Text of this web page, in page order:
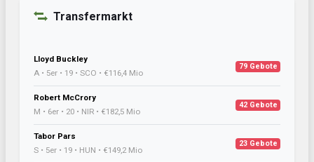
Transfermarkt
Lloyd Buckley
A • 5er • 19 • SCO • €116,4 Mio
79 Gebote
Robert McCrory
M • 6er • 20 • NIR • €182,5 Mio
42 Gebote
Tabor Pars
S • 5er • 19 • HUN • €149,2 Mio
23 Gebote